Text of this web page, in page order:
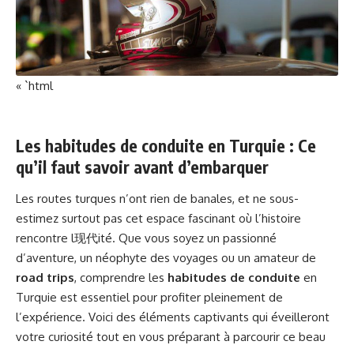
« `html
Les habitudes de conduite en Turquie : Ce
qu’il faut savoir avant d’embarquer
Les routes turques n’ont rien de banales, et ne sous-
estimez surtout pas cet espace fascinant où l’histoire
rencontre l现代ité. Que vous soyez un passionné
d’aventure, un néophyte des voyages ou un amateur de
road trips, comprendre les habitudes de conduite en
Turquie est essentiel pour profiter pleinement de
l’expérience. Voici des éléments captivants qui éveilleront
votre curiosité tout en vous préparant à parcourir ce beau